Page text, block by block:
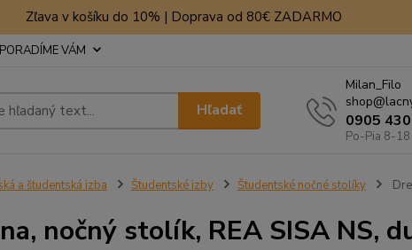
Zľava v košíku do 10% | Doprava od 80€ ZADARMO
PORADÍME VÁM
Hľadať
Milan_Filo
0905
Po-Pia 8-18
a študentská izba Študentské izby Študentské nočné stolíky
nočný stolík, REA SISA NS,